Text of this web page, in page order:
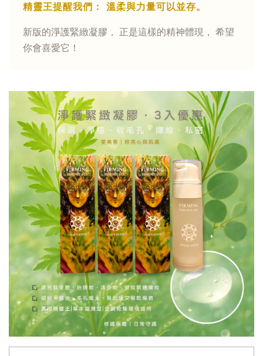
精靈王提醒我們： 溫柔與力量可以並存。
新版的淨護緊緻凝膠， 正是這樣的精神體現， 希望
你會喜愛它！